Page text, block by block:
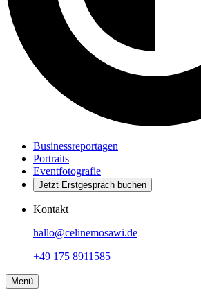
Businessreportagen
Portraits
Eventfotografie
Jetzt Erstgespräch buchen
Kontakt
hallo@celinemosawi.de
+49 175 8911585
Menü